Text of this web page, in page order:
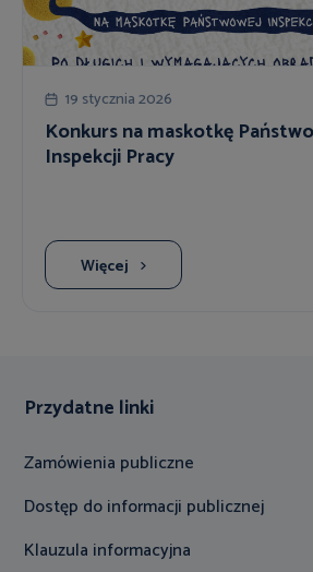
19 stycznia 2026
Konkurs na maskotkę
Inspekcji Pracy
Więcej
Przydatne linki
Zamówienia publiczne
Dostęp do informacji publicznej
Klauzula informacyjna